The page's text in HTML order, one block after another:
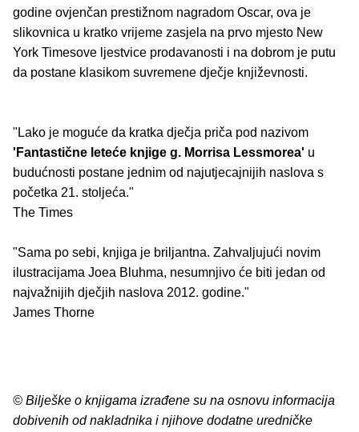
godine ovjenčan prestižnom nagradom Oscar, ova je
slikovnica u kratko vrijeme zasjela na prvo mjesto New
York Timesove ljestvice prodavanosti i na dobrom je putu
da postane klasikom suvremene dječje književnosti.
"Lako je moguće da kratka dječja priča pod nazivom
'Fantastične leteće knjige g. Morrisa Lessmorea' u
budućnosti postane jednim od najutjecajnijih naslova s
početka 21. stoljeća."
The Times
"Sama po sebi, knjiga je briljantna. Zahvaljujući novim
ilustracijama Joea Bluhma, nesumnjivo će biti jedan od
najvažnijih dječjih naslova 2012. godine."
James Thorne
© Bilješke o knjigama izrađene su na osnovu informacija
dobivenih od nakladnika i njihove dodatne uredničke